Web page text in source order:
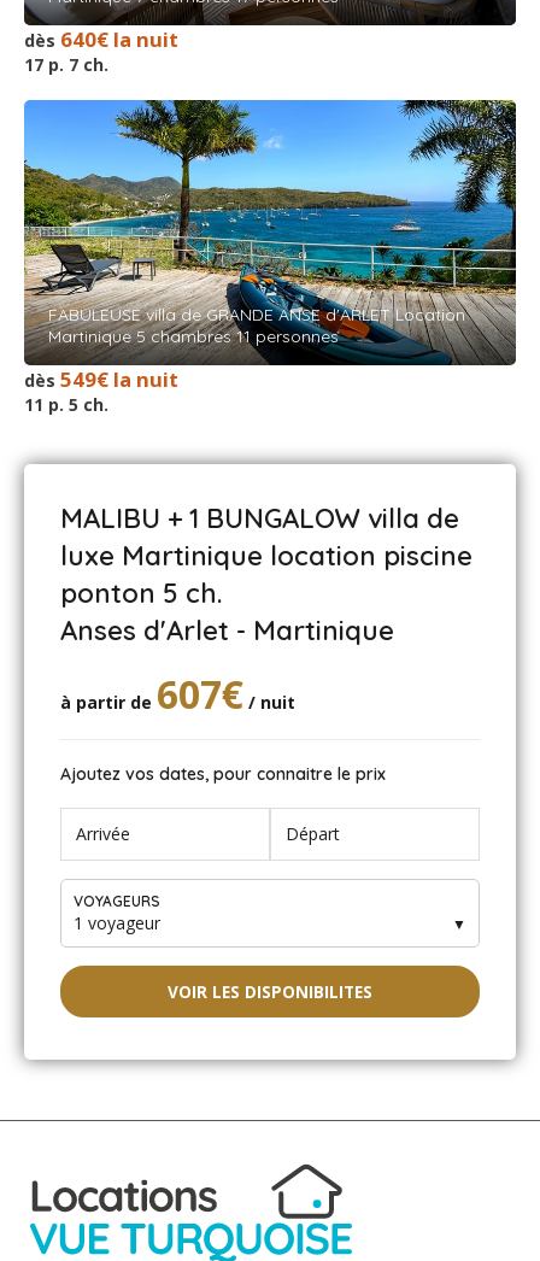
dès 640€ la nuit
17 p. 7 ch.
FABULEUSE villa de GRANDE ANSE d'ARLET Location
Martinique 5 chambres 11 personnes
dès 549€ la nuit
11 p. 5 ch.
MALIBU + 1 BUNGALOW villa de
luxe Martinique location piscine
ponton 5 ch.
Anses d'Arlet - Martinique
à partir de 607€ / nuit
Ajoutez vos dates, pour connaitre le prix
VOYAGEURS
1 voyageur ▼
VOIR LES DISPONIBILITES